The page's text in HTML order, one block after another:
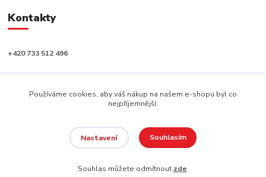
Kontakty
+420 733 512 496
info@capushop.cz
Vytvořeno na
Eshop-rychle.cz
Používáme cookies, aby váš nákup na našem e-shopu byl co
nejpříjemnější.
Nastavení Souhlasím
Souhlas můžete odmítnout zde.